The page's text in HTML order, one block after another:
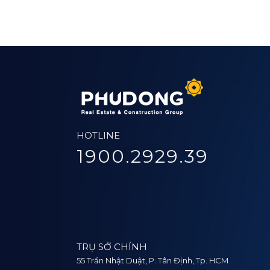
HOTLINE
1900.2929.39
TRỤ SỞ CHÍNH
55 Trần Nhật Duật, P. Tân Định, Tp. HCM